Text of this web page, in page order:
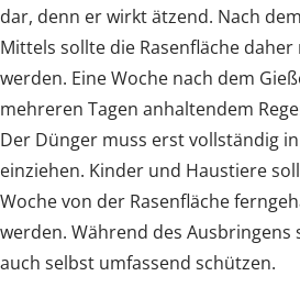
dar, denn er wirkt ätzend. Nach
Mittels sollte die Rasenfläche
werden. Eine Woche nach dem
mehreren Tagen anhaltendem
Der Dünger muss erst vollständig
einziehen. Kinder und Haustiere
Woche von der Rasenfläche
werden. Während des Ausbringens
auch selbst umfassend schützen.